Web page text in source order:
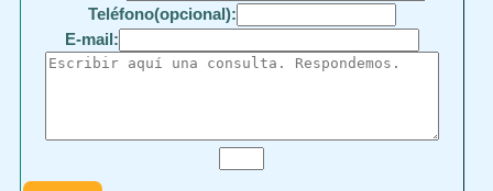
Teléfono(opcional):
E-mail: